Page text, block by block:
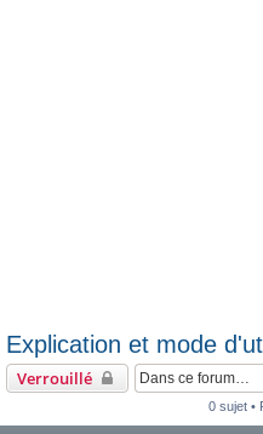
Explication et mode
Verrouillé
0 sujet •